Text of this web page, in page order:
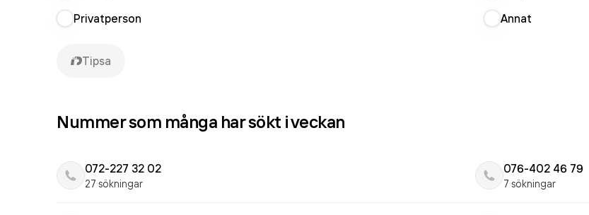
Privatperson
Annat
Tipsa
Nummer som många har sökt i veckan
072-227 32 02
27 sökningar
076-402 46 79
7 sökningar